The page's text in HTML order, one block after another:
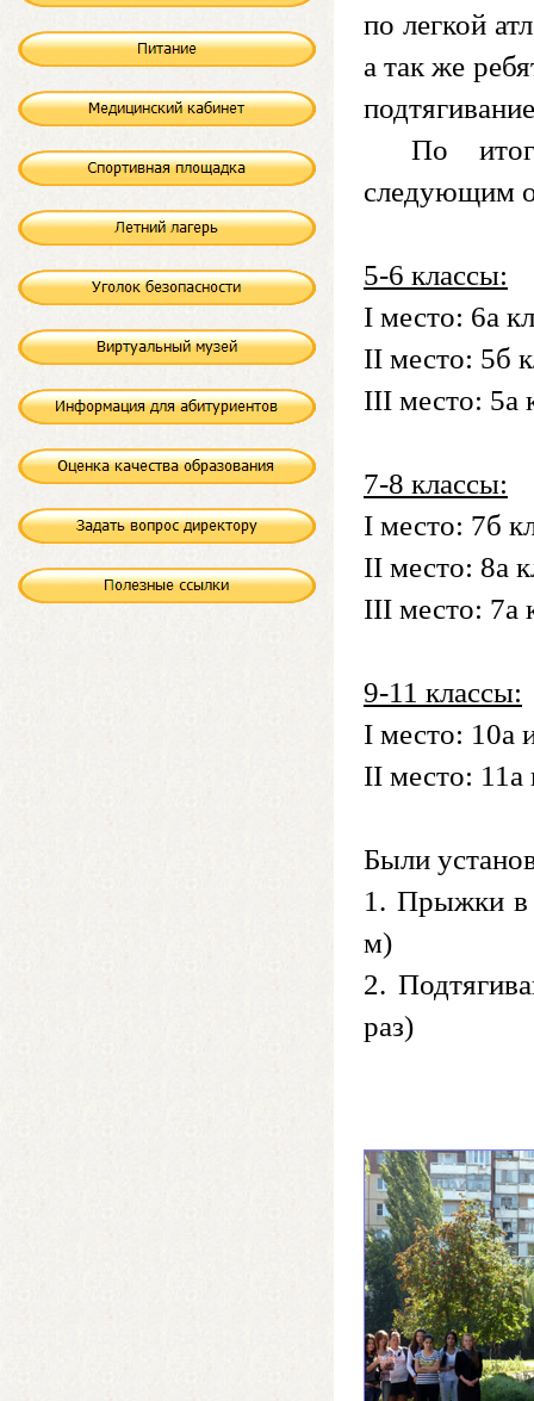
по легкой
а так же
По
следующим
5-6 классы:
I место: 6а
II место: 5б
III место: 5а
7-8 классы:
I место: 7б
II место: 8а
III место: 7а
9-11 классы:
I место: 10а
II место: 11а
Были
1. Прыжки в
м)
2.
раз)